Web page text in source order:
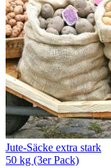
Jute-Säcke extra stark
50 kg (3er Pack)